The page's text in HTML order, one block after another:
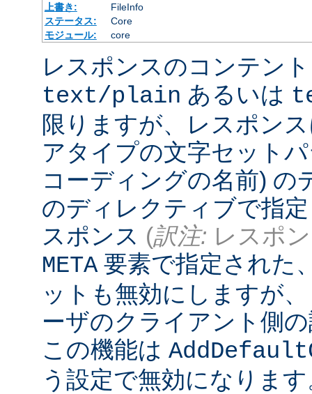
上書き:
FileInfo
ステータス:
Core
モジュール:
core
レスポンスのコンテン
text/plain あるいは
限りますが、レスポン
アタイプの文字セット
コーディングの名前) の
のディレクティブで指
スポンス (訳注: レスポ
META 要素で指定された
ットも無効にしますが
ーザのクライアント側
この機能は
う設定で無効になりま